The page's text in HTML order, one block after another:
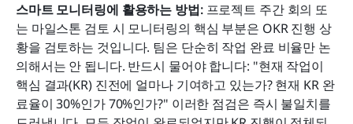
스마트 모니터링에 활용하는 방법: 프로젝트 주간 회의 또
는 마일스톤 검토 시 모니터링의 핵심 부분은 OKR 진행 상
황을 검토하는 것입니다. 팀은 단순히 작업 완료 비율만 논
의해서는 안 됩니다. 반드시 물어야 합니다: "현재 작업이
핵심 결과(KR) 진전에 얼마나 기여하고 있는가? 현재 KR 완
료율이 30%인가 70%인가?" 이러한 점검은 즉시 불일치를